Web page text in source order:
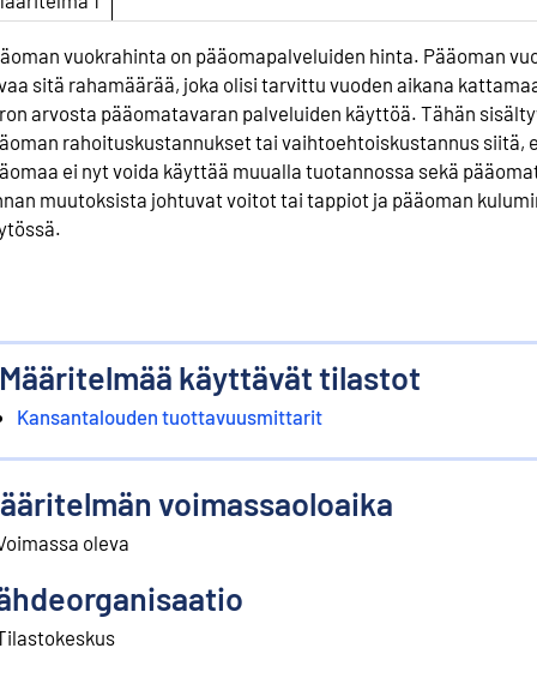
vuokrahinta on pääomapalveluiden hinta. Pääoman
sitä rahamäärää, joka olisi tarvittu vuoden aikana
arvosta pääomatavaran palveluiden käyttöä. Tähän
rahoituskustannukset tai vaihtoehtoiskustannus siitä,
ei nyt voida käyttää muualla tuotannossa sekä
muutoksista johtuvat voitot tai tappiot ja pääoman
Määritelmää käyttävät tilastot
Kansantalouden tuottavuusmittarit
voimassaoloaika
oleva